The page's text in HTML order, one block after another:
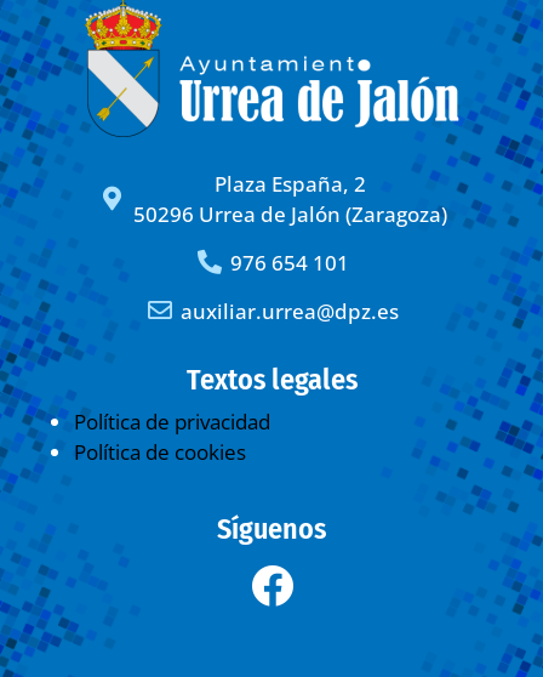
Plaza España, 2
50296 Urrea de Jalón (Zaragoza)
976 654 101
auxiliar.urrea@dpz.es
Textos legales
Política de privacidad
Política de cookies
Síguenos